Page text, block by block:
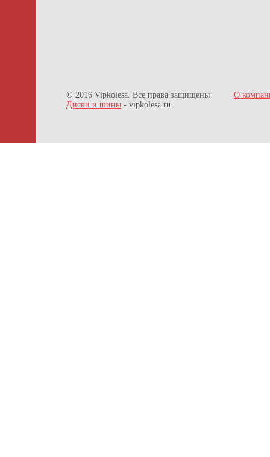
© 2016 Vipkolesa. Все права защищены
Диски и шины - vipkolesa.ru
О